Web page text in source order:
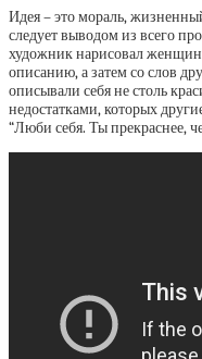
Идея – это мораль,
следует выводом из всего
художник нарисовал женщин
описанию, а затем со слов
описывали себя не столь
недостатками, которых
“Люби себя. Ты прекраснее,